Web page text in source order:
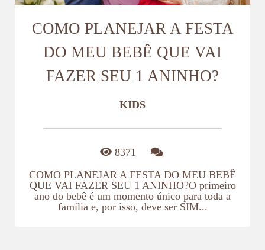
COMO PLANEJAR A FESTA
DO MEU BEBÊ QUE VAI
FAZER SEU 1 ANINHO?
KIDS
8371
COMO PLANEJAR A FESTA DO MEU BEBÊ
QUE VAI FAZER SEU 1 ANINHO?O primeiro
ano do bebê é um momento único para toda a
família e, por isso, deve ser SIM...